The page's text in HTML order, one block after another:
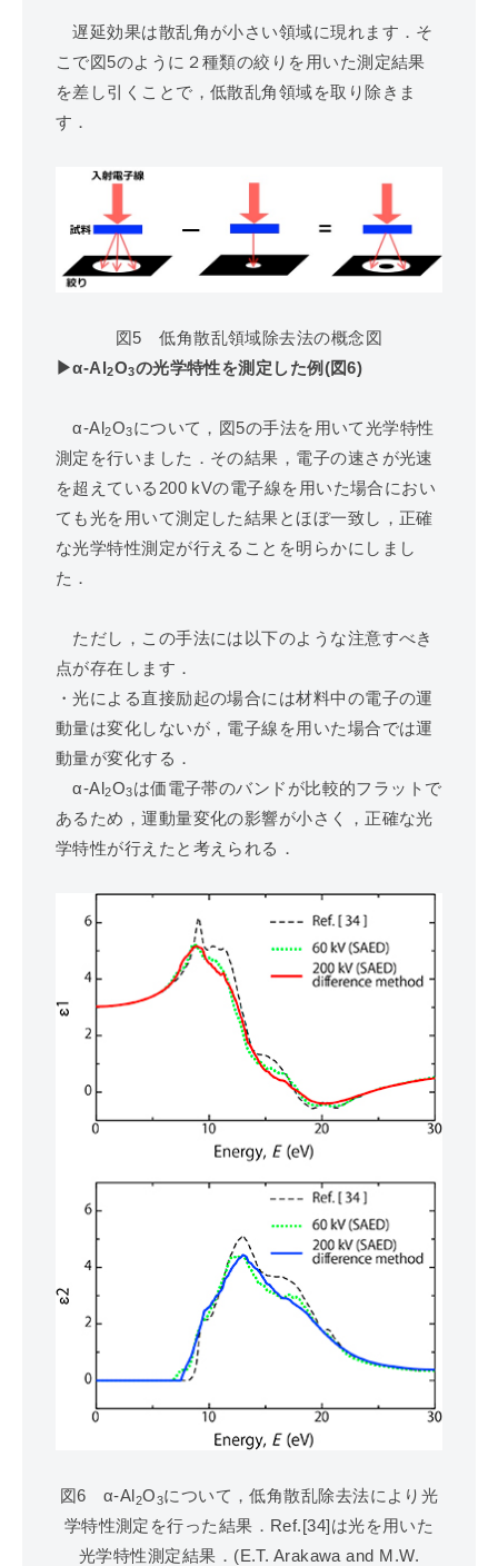
遅延効果は散乱角が小さい領域に現れます．そ
こで図5のように２種類の絞りを用いた測定結果
を差し引くことで，低散乱角領域を取り除きま
す．
図5 低角散乱領域除去法の概念図
▶︎α-Al2O3の光学特性を測定した例(図6)
α-Al2O3について，図5の手法を用いて光学特性
測定を行いました．その結果，電子の速さが光速
を超えている200 kVの電子線を用いた場合におい
ても光を用いて測定した結果とほぼ一致し，正確
な光学特性測定が行えることを明らかにしまし
た．
ただし，この手法には以下のような注意すべき
点が存在します．
・光による直接励起の場合には材料中の電子の運
動量は変化しないが，電子線を用いた場合では運
動量が変化する．
α-Al2O3は価電子帯のバンドが比較的フラットで
あるため，運動量変化の影響が小さく，正確な光
学特性が行えたと考えられる．
図6 α-Al2O3について，低角散乱除去法により光
学特性測定を行った結果．Ref.[34]は光を用いた
光学特性測定結果．(E.T. Arakawa and M.W.